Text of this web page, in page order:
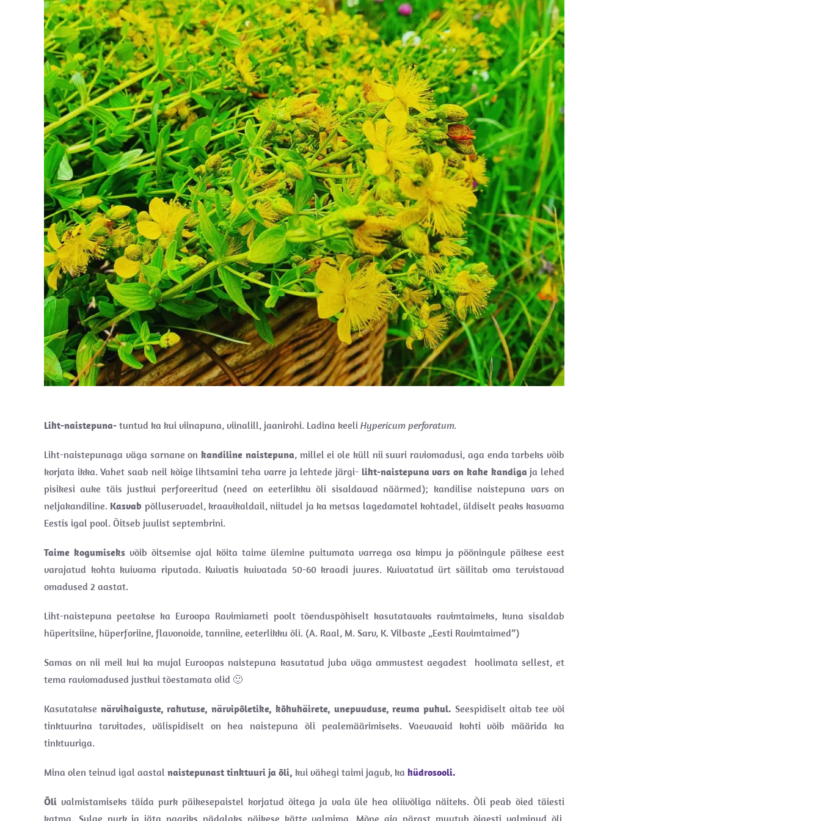
Liht-naistepuna- tuntud ka kui viinapuna, viinalill, jaanirohi. Ladina keeli Hypericum perforatum.
Liht-naistepunaga väga sarnane on kandiline naistepuna, millel ei ole küll nii suuri raviomadusi, aga enda tarbeks võib
korjata ikka. Vahet saab neil kõige lihtsamini teha varre ja lehtede järgi- liht-naistepuna vars on kahe kandigaja lehed
pisikesi auke täis justkui perforeeritud (need on eeterlikku õli sisaldavad näärmed); kandilise naistepuna vars on
neljakandiline. Kasvab põlluservadel, kraavikaldail, niitudel ja ka metsas lagedamatel kohtadel, üldiselt peaks kasvama
Eestis igal pool. Õitseb juulist septembrini.
Taime kogumiseks võib õitsemise ajal köita taime ülemine puitumata varrega osa kimpu ja pööningule päikese eest
varajatud kohta kuivama riputada. Kuivatis kuivatada 50-60 kraadi juures. Kuivatatud ürt säilitab oma tervistavad
omadused 2 aastat.
Liht-naistepuna peetakse ka Euroopa Ravimiameti poolt tõenduspõhiselt kasutatavaks ravimtaimeks, kuna sisaldab
hüperitsiine, hüperforiine, flavonoide, tanniine, eeterlikku õli. (A. Raal, M. Sarv, K. Vilbaste „Eesti Ravimtaimed”)
Samas on nii meil kui ka mujal Euroopas naistepuna kasutatud juba väga ammustest aegadest hoolimata sellest, et
tema raviomadused justkui tõestamata olid 🙂
Kasutatakse närvihaiguste, rahutuse, närvipõletike, kõhuhäirete, unepuuduse, reuma puhul. Seespidiselt aitab tee või
tinktuurina tarvitades, välispidiselt on hea naistepuna õli pealemäärimiseks. Vaevavaid kohti võib määrida ka
tinktuuriga.
Mina olen teinud igal aastal naistepunast tinktuuri ja õli, kui vähegi taimi jagub, ka hüdrosooli.
Õli valmistamiseks täida purk päikesepaistel korjatud õitega ja vala üle hea oliivõliga näiteks. Õli peab õied täiesti
katma. Sulge purk ja jäta paariks nädalaks päikese kätte valmima. Mõne aja pärast muutub õigesti valminud õli